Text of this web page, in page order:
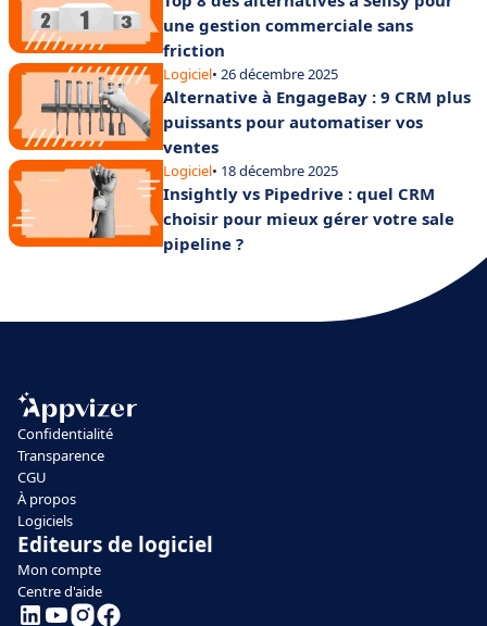
une gestion commerciale sans
friction
Logiciel• 26 décembre 2025
Alternative à EngageBay : 9 CRM plus
puissants pour automatiser vos
ventes
Logiciel• 18 décembre 2025
Insightly vs Pipedrive : quel CRM
choisir pour mieux gérer votre sale
pipeline ?
Confidentialité
Transparence
CGU
À propos
Logiciels
Editeurs de logiciel
Mon compte
Centre d'aide